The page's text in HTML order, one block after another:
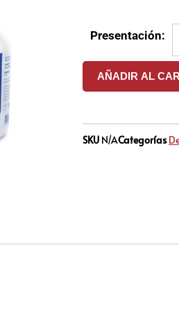
Presentación:
AÑADIR AL
SKU N/ACategorías